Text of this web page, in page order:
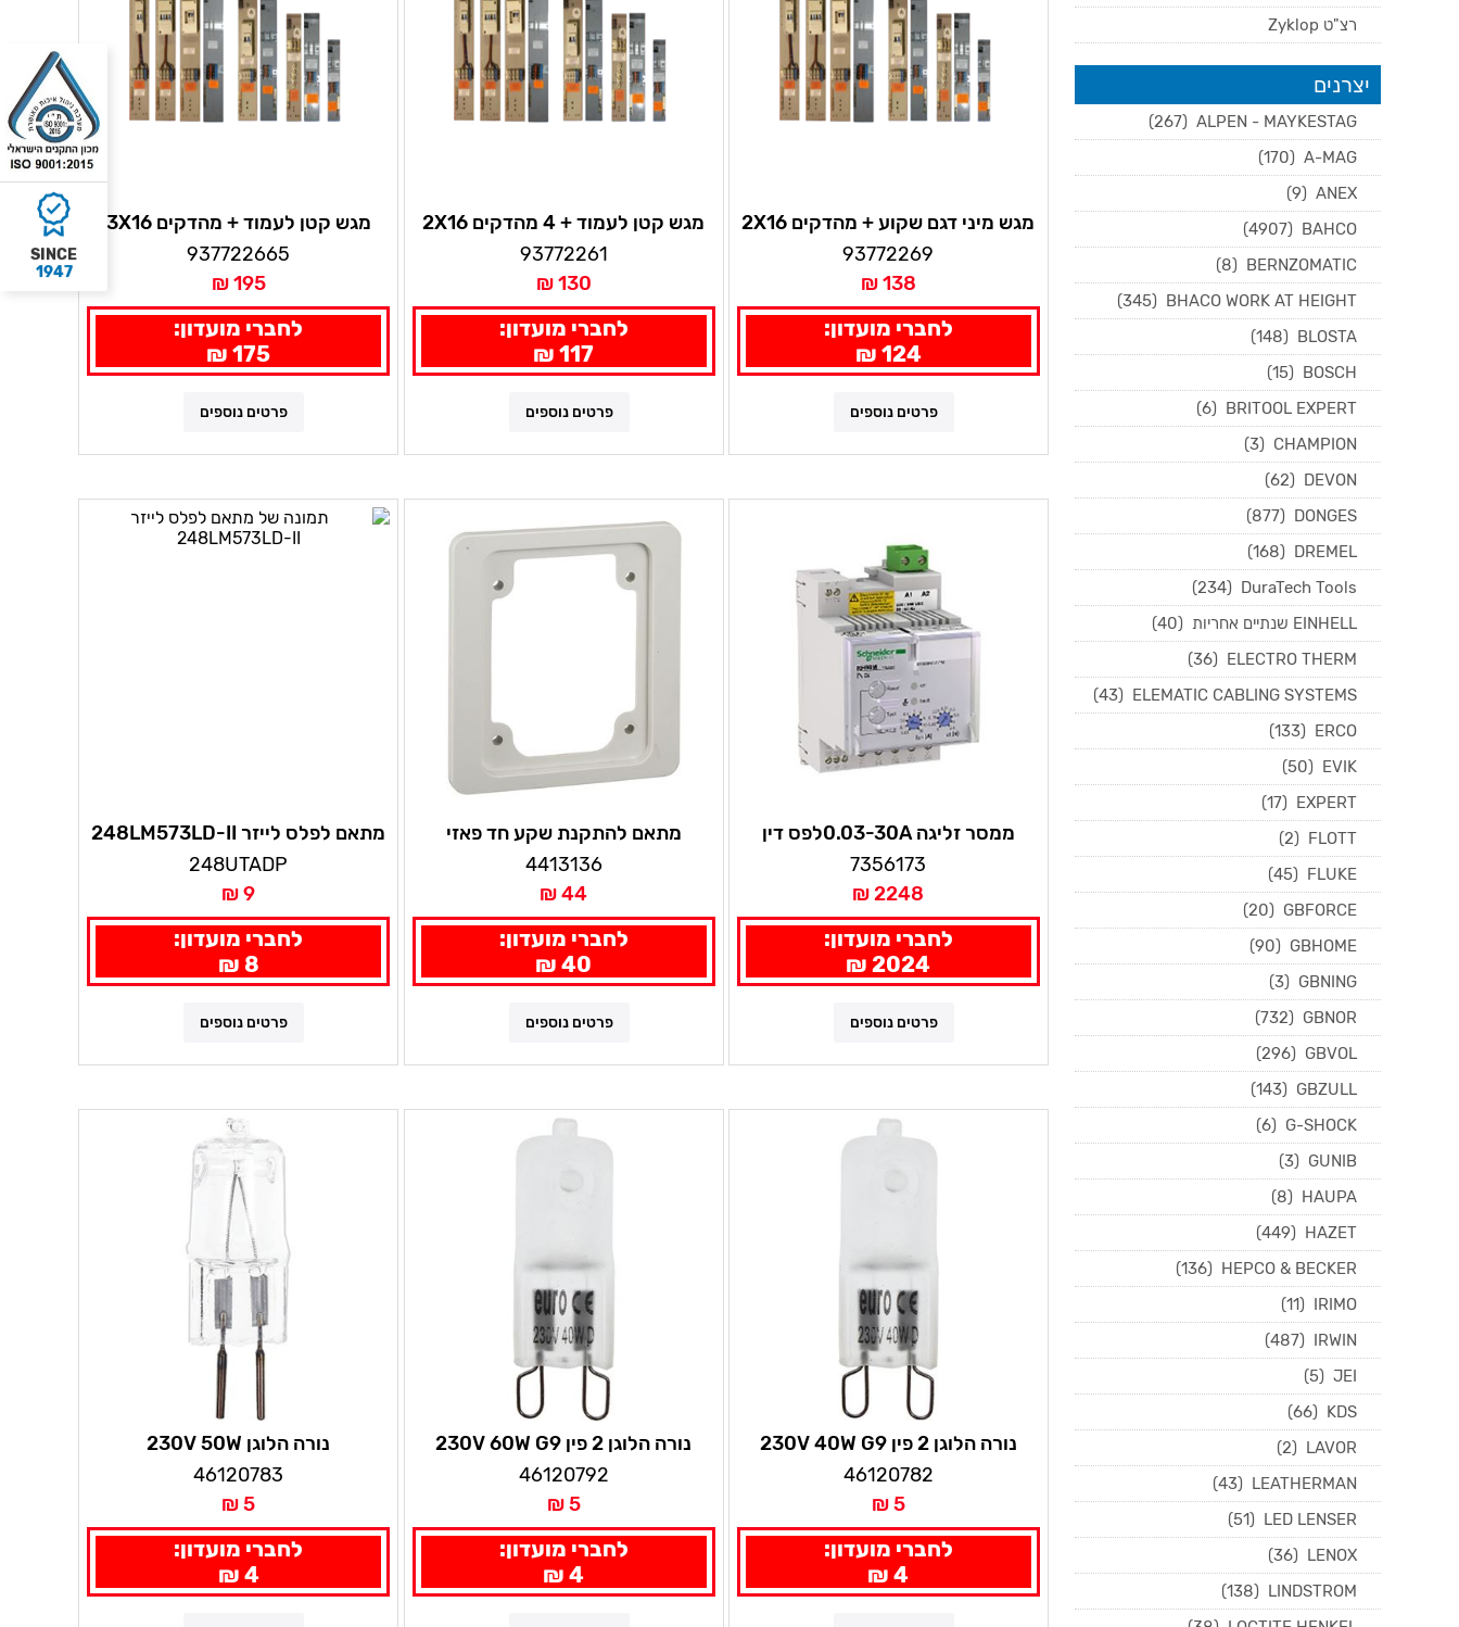
מגש מיני דגם שקוע + מהדקים 2X16
93772269
138 ₪
לחברי מועדון:
124 ₪
פרטים נוספים
מגש קטן לעמוד + 4 מהדקים 2X16
93772261
130 ₪
לחברי מועדון:
117 ₪
פרטים נוספים
מגש קטן לעמוד + מהדקים 3X16
937722665
195 ₪
לחברי מועדון:
175 ₪
פרטים נוספים
ממסר זליגה 0.03-30Aלפס דין
RH99M
7356173
2248 ₪
לחברי מועדון:
2024 ₪
פרטים נוספים
מתאם להתקנת שקע חד פאזי
(65X85)
4413136
44 ₪
לחברי מועדון:
40 ₪
פרטים נוספים
מתאם לפלס לייזר 248LM573LD-II
248UTADP
9 ₪
לחברי מועדון:
8 ₪
פרטים נוספים
נורה הלוגן 2 פין 230V 40W G9
46120782
5 ₪
לחברי מועדון:
4 ₪
נורה הלוגן 2 פין 230V 60W G9
46120792
5 ₪
לחברי מועדון:
4 ₪
נורה הלוגן 230V 50W
46120783
5 ₪
לחברי מועדון:
4 ₪
רצ"ט Zyklop
יצרנים
ALPEN - MAYKESTAG
(267)
A-MAG
(170)
ANEX
(9)
BAHCO
(4907)
BERNZOMATIC
(8)
BHACO WORK AT HEIGHT
(345)
BLOSTA
(148)
BOSCH
(15)
BRITOOL EXPERT
(6)
CHAMPION
(3)
DEVON
(62)
DONGES
(877)
DREMEL
(168)
DuraTech Tools
(234)
EINHELL שנתיים אחריות
(40)
ELECTRO THERM
(36)
ELEMATIC CABLING SYSTEMS
(43)
ERCO
(133)
EVIK
(50)
EXPERT
(17)
FLOTT
(2)
FLUKE
(45)
GBFORCE
(20)
GBHOME
(90)
GBNING
(3)
GBNOR
(732)
GBVOL
(296)
GBZULL
(143)
G-SHOCK
(6)
GUNIB
(3)
HAUPA
(8)
HAZET
(449)
HEPCO & BECKER
(136)
IRIMO
(11)
IRWIN
(487)
JEI
(5)
KDS
(66)
LAVOR
(2)
LEATHERMAN
(43)
LED LENSER
(51)
LENOX
(36)
LINDSTROM
(138)
SINCE
1947